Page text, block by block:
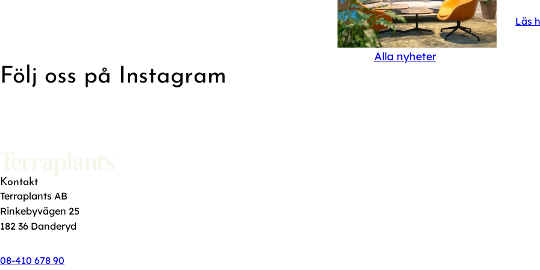
Läs
Alla nyheter
Följ oss på Instagram
där man vill ha grönska som
smälter in snarare än tar över.
jämn luftfuktighet: ett fikarum, ett
Kontakt
Terraplants AB
Rinkebyvägen 25
182 36 Danderyd
08-410 678 90